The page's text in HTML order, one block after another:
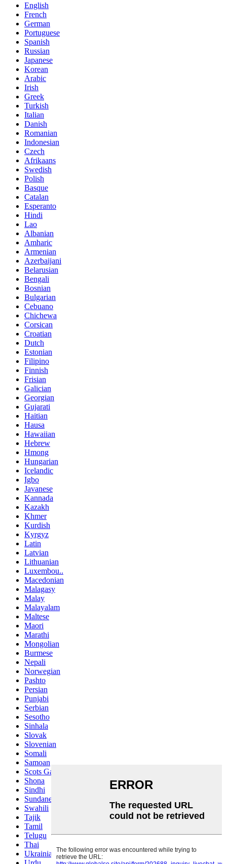
English
French
German
Portuguese
Spanish
Russian
Japanese
Korean
Arabic
Irish
Greek
Turkish
Italian
Danish
Romanian
Indonesian
Czech
Afrikaans
Swedish
Polish
Basque
Catalan
Esperanto
Hindi
Lao
Albanian
Amharic
Armenian
Azerbaijani
Belarusian
Bengali
Bosnian
Bulgarian
Cebuano
Chichewa
Corsican
Croatian
Dutch
Estonian
Filipino
Finnish
Frisian
Galician
Georgian
Gujarati
Haitian
Hausa
Hawaiian
Hebrew
Hmong
Hungarian
Icelandic
Igbo
Javanese
Kannada
Kazakh
Khmer
Kurdish
Kyrgyz
Latin
Latvian
Lithuanian
Luxembou..
Macedonian
Malagasy
Malay
Malayalam
Maltese
Maori
Marathi
Mongolian
Burmese
Nepali
Norwegian
Pashto
Persian
Punjabi
Serbian
Sesotho
Sinhala
Slovak
Slovenian
Somali
Samoan
Scots Gaelic
Shona
Sindhi
Sundanese
Swahili
Tajik
Tamil
Telugu
Thai
Ukrainian